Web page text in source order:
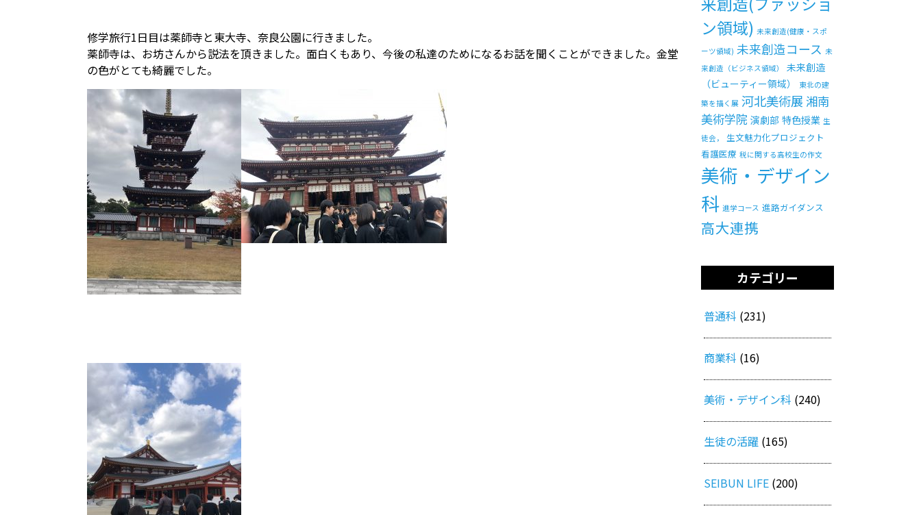
修学旅行1日目は薬師寺と東大寺、奈良公園に行きました。
薬師寺は、お坊さんから説法を頂きました。面白くもあり、今後の私達のためになるお話を聞くことができました。金堂
の色がとても綺麗でした。
ン領域) 未来創造(健康・スポ
ーツ領域) 未来創造コース 未
来創造（ビジネス領域）
未来創造
（ビューティー領域）
東北の建
築を描く展 河北美術展 湘南
美術学院 演劇部 特色授業 生
徒会，
生文魅力化プロジェクト
看護医療 税に関する高校生の作文
美術・デザイン
科 進学コース 進路ガイダンス
高大連携
カテゴリー
普通科 (231)
商業科 (16)
美術・デザイン科 (240)
生徒の活躍 (165)
SEIBUN LIFE (200)